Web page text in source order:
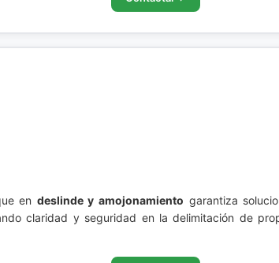
en deslinde y amojonamiento garantiza
claridad y seguridad en la delimitación de